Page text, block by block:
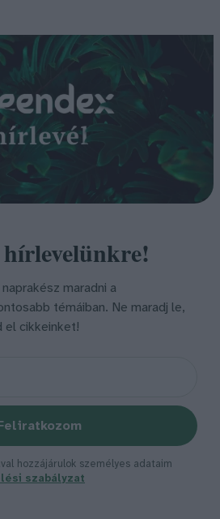
maradni a
témáiban. Ne maradj le,
el cikkeinket!
Feliratkozom
hozzájárulok személyes adataim
szabályzat